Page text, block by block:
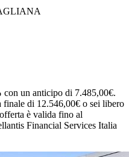
con un anticipo di 7.485,00€.
finale di 12.546,00€ o sei libero
è valida fino al
Financial Services Italia